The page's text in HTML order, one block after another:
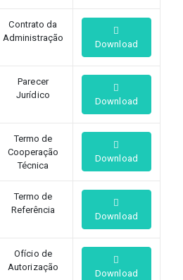
Contrato da
Administração
Download
Parecer
Jurídico
Download
Termo de
Cooperação
Técnica
Download
Termo de
Referência
Download
Ofício de
Autorização
Download